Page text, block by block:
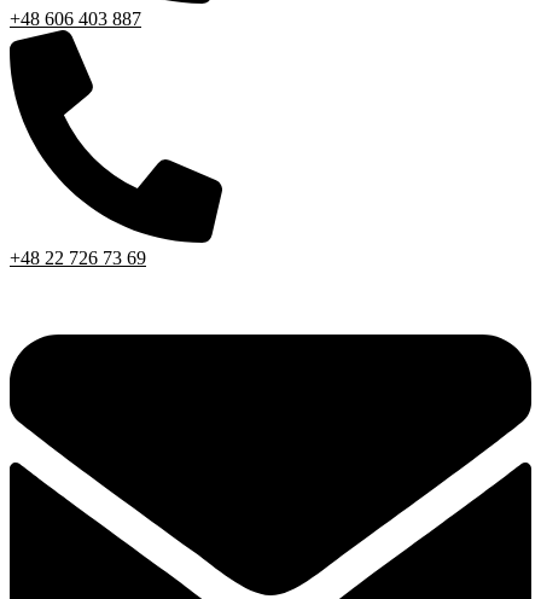
+48 606 403 887
+48 22 726 73 69